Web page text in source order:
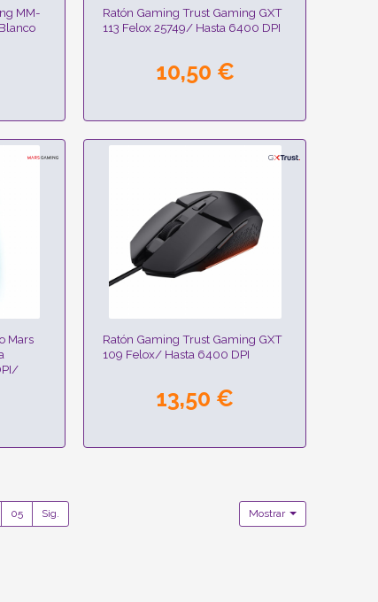
MM-
Ratón Gaming Trust Gaming GXT
113 Felox 25749/ Hasta 6400 DPI
10,50 €
Mars
Ratón Gaming Trust Gaming GXT
109 Felox/ Hasta 6400 DPI
13,50 €
05 Sig. Mostrar